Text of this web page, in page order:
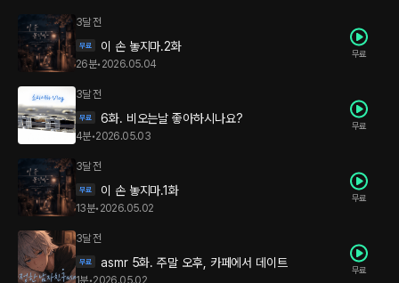
3달 전
이 손 놓지마.2화
26분• 2026.05.04
무료
3달 전
6화. 비오는날 좋아하시나요?
4분•2026.05.03
무료
3달 전
이 손 놓지마.1화
13분• 2026.05.02
무료
3달 전
asmr 5화. 주말 오후, 카페에서 데이트
1분•2026.05.02
무료